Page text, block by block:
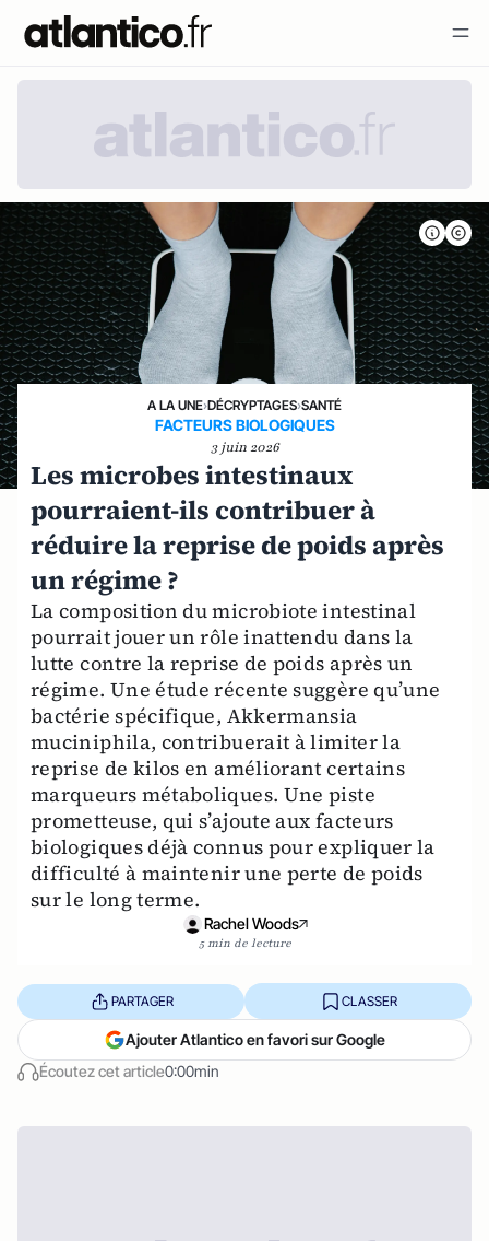
A LA UNE›DÉCRYPTAGES›SANTÉ
FACTEURS BIOLOGIQUES
3 juin 2026
Les microbes intestinaux
pourraient-ils contribuer à
réduire la reprise de poids après
un régime ?
La composition du microbiote intestinal
pourrait jouer un rôle inattendu dans la
lutte contre la reprise de poids après un
régime. Une étude récente suggère qu’une
bactérie spécifique, Akkermansia
muciniphila, contribuerait à limiter la
reprise de kilos en améliorant certains
marqueurs métaboliques. Une piste
prometteuse, qui s’ajoute aux facteurs
biologiques déjà connus pour expliquer la
difficulté à maintenir une perte de poids
sur le long terme.
Rachel Woods
5 min de lecture
Écoutez cet article0:00min
PARTAGER CLASSER
Ajouter Atlantico en favori sur Google